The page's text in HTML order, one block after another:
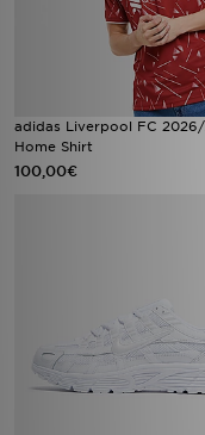
adidas Liverpool FC
Home Shirt
100,00€